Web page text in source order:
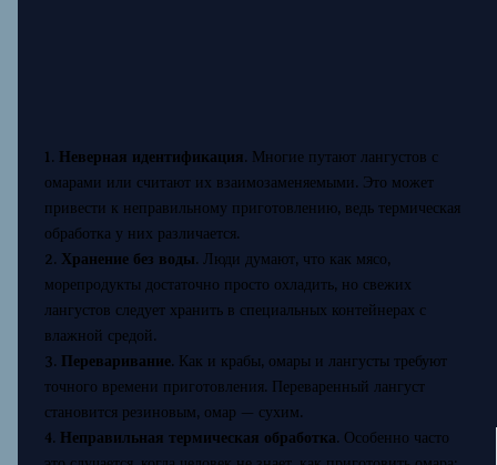
1. Неверная идентификация. Многие путают лангустов с
омарами или считают их взаимозаменяемыми. Это может
привести к неправильному приготовлению, ведь термическая
обработка у них различается.
2. Хранение без воды. Люди думают, что как мясо,
морепродукты достаточно просто охладить, но свежих
лангустов следует хранить в специальных контейнерах с
влажной средой.
3. Переваривание. Как и крабы, омары и лангусты требуют
точного времени приготовления. Переваренный лангуст
становится резиновым, омар — сухим.
4. Неправильная термическая обработка. Особенно часто